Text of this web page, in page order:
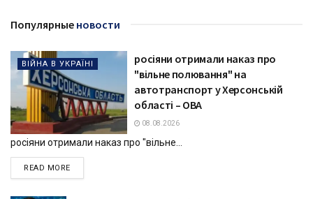
Популярные новости
ВІЙНА В УКРАЇНІ
росіяни отримали наказ про
"вільне полювання" на
автотранспорт у Херсонській
області – ОВА
08.08.2026
росіяни отримали наказ про "вільне...
READ MOREDETAILS